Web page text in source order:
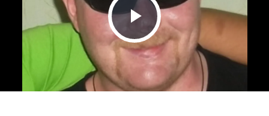
Play Video